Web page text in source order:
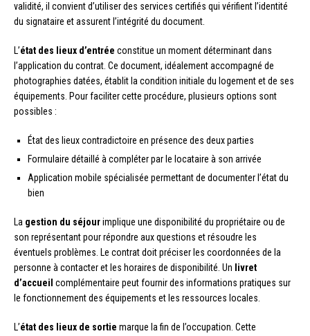
validité, il convient d’utiliser des services certifiés qui vérifient l’identité
du signataire et assurent l’intégrité du document.
L’état des lieux d’entrée constitue un moment déterminant dans
l’application du contrat. Ce document, idéalement accompagné de
photographies datées, établit la condition initiale du logement et de ses
équipements. Pour faciliter cette procédure, plusieurs options sont
possibles :
État des lieux contradictoire en présence des deux parties
Formulaire détaillé à compléter par le locataire à son arrivée
Application mobile spécialisée permettant de documenter l’état du
bien
La gestion du séjourimplique une disponibilité du propriétaire ou de
son représentant pour répondre aux questions et résoudre les
éventuels problèmes. Le contrat doit préciser les coordonnées de la
personne à contacter et les horaires de disponibilité. Un livret
d’accueil complémentaire peut fournir des informations pratiques sur
le fonctionnement des équipements et les ressources locales.
L’état des lieux de sortie marque la fin de l’occupation. Cette